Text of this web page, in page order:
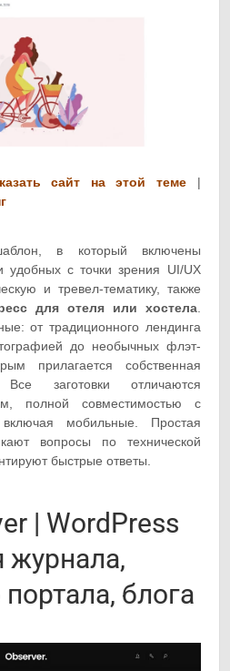
сайт на этой теме |
в который включены
удобных с точки зрения UI/UX
и тревел-тематику, также
для отеля или хостела.
от традиционного лендинга
до необычных флэт-
прилагается собственная
заготовки отличаются
полной совместимостью с
мобильные. Простая
вопросы по технической
быстрые ответы.
| WordPress
журнала,
блога